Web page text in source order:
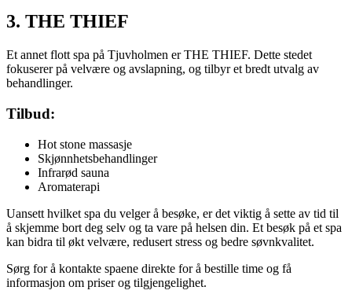
3. THE THIEF
Et annet flott spa på Tjuvholmen er THE THIEF. Dette stedet
fokuserer på velvære og avslapning, og tilbyr et bredt utvalg av
behandlinger.
Tilbud:
Hot stone massasje
Skjønnhetsbehandlinger
Infrarød sauna
Aromaterapi
Uansett hvilket spa du velger å besøke, er det viktig å sette av tid til
å skjemme bort deg selv og ta vare på helsen din. Et besøk på et spa
kan bidra til økt velvære, redusert stress og bedre søvnkvalitet.
Sørg for å kontakte spaene direkte for å bestille time og få
informasjon om priser og tilgjengelighet.